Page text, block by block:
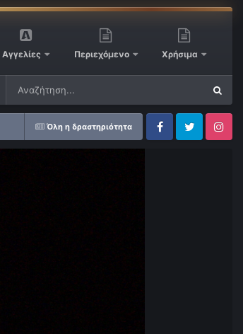
Αγγελίες Περιεχόμενο Χρήσιμα
Όλη η δραστηριότητα
FacebookTwitter Instagram